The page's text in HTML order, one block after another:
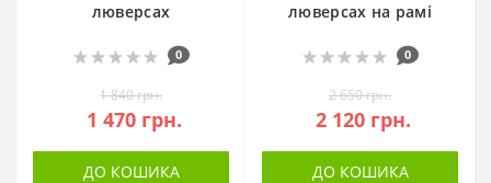
люверсах
0
1 840 грн.
1 470 грн.
ДО КОШИКА
люверсах на рамі
0
2 650 грн.
2 120 грн.
ДО КОШИКА